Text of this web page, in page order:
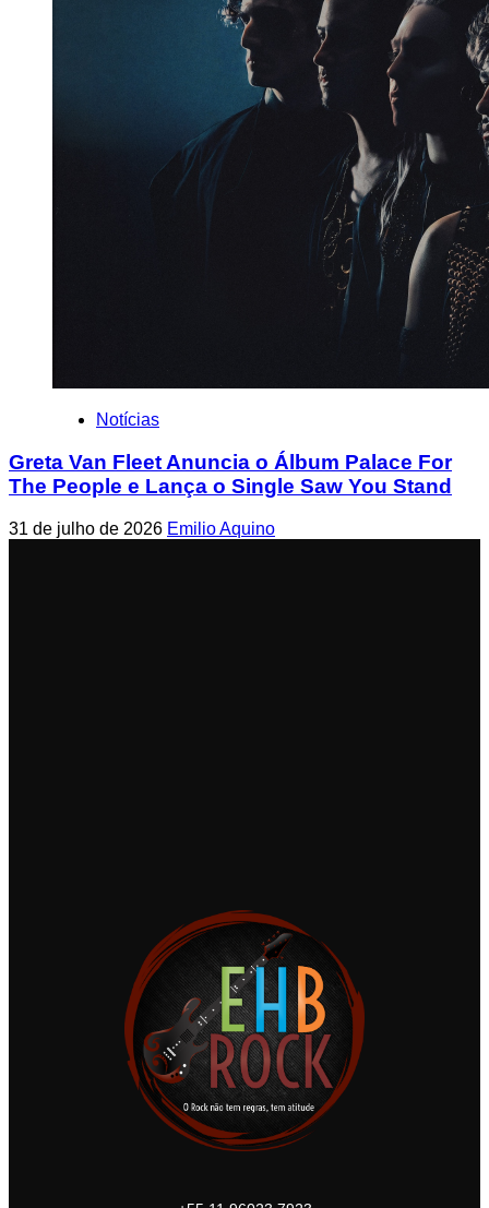
Notícias
Greta Van Fleet Anuncia o Álbum Palace For
The People e Lança o Single Saw You Stand
31 de julho de 2026 Emilio Aquino